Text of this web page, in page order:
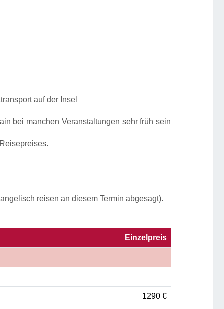
auf der Insel
bei manchen Veranstaltungen sehr früh sein
reisen an diesem Termin abgesagt).
Einzelpreis
1290 €